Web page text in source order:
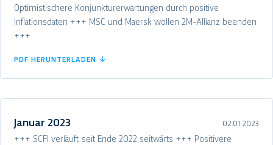
Optimistischere Konjunkturerwartungen durch positive
Inflationsdaten +++ MSC und Maersk wollen 2M-Allianz beenden
+++
PDF HERUNTERLADEN ↓
Januar 2023 02.01.2023
+++ SCFI verläuft seit Ende 2022 seitwärts +++ Positivere